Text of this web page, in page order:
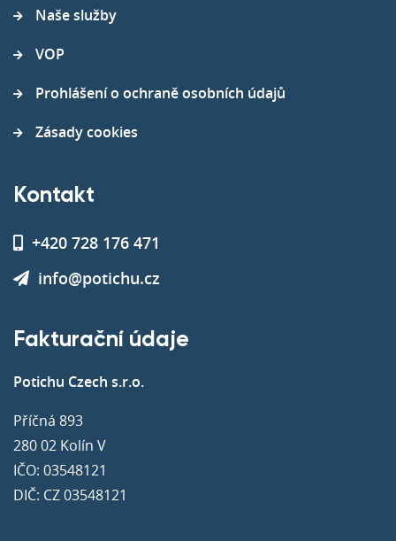
Naše služby
VOP
Prohlášení o ochraně osobních údajů
Zásady cookies
Kontakt
+420 728 176 471
info@potichu.cz
Fakturační údaje
Potichu Czech s.r.o.
Příčná 893
280 02 Kolín V
IČO: 03548121
DIČ: CZ 03548121